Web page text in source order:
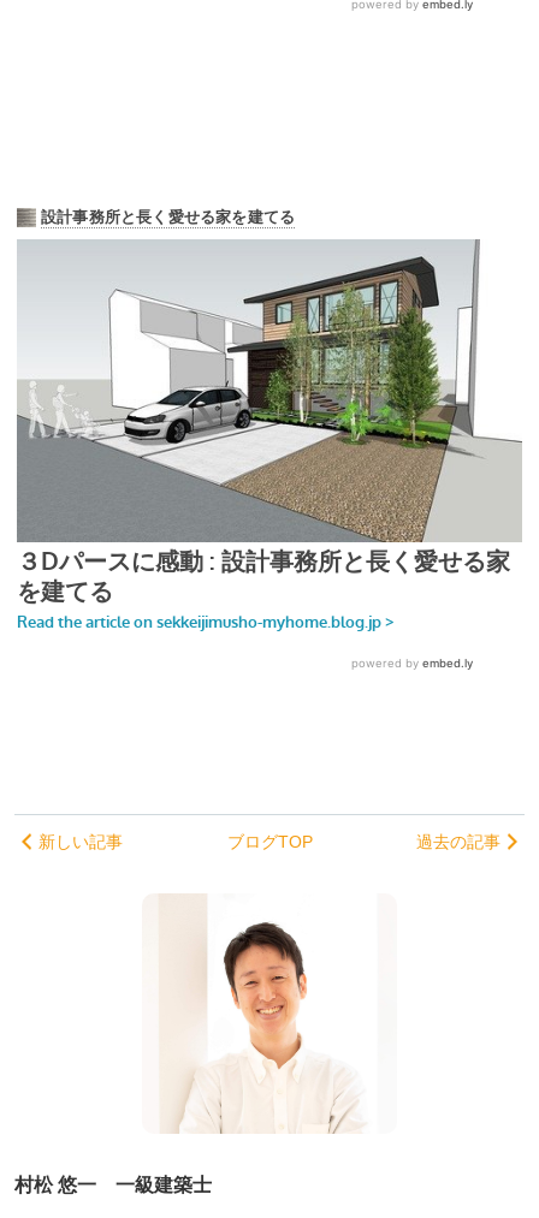
新しい記事 ブログTOP 過去の記事
村松 悠一 一級建築士